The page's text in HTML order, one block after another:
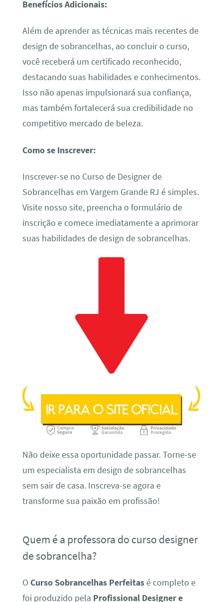
Benefícios Adicionais:
Além de aprender as técnicas mais recentes de
design de sobrancelhas, ao concluir o curso,
você receberá um certificado reconhecido,
destacando suas habilidades e conhecimentos.
Isso não apenas impulsionará sua confiança,
mas também fortalecerá sua credibilidade no
competitivo mercado de beleza.
Como se Inscrever:
Inscrever-se no Curso de Designer de
Sobrancelhas em Vargem Grande RJ é simples.
Visite nosso site, preencha o formulário de
inscrição e comece imediatamente a aprimorar
suas habilidades de design de sobrancelhas.
Não deixe essa oportunidade passar. Torne-se
um especialista em design de sobrancelhas
sem sair de casa. Inscreva-se agora e
transforme sua paixão em profissão!
Quem é a professora do curso designer
de sobrancelha?
O Curso Sobrancelhas Perfeitasé completo e
foi produzido pela Profissional Designer e